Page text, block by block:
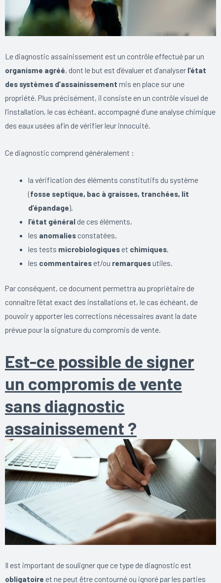
Le diagnostic assainissement est un contrôle effectué par un
organisme agréé, dont le but est d’évaluer et d’analyser l’état
des systèmes d’assainissement mis en place sur une
propriété. Plus précisément, il consiste en un contrôle visuel de
l’installation, le cas échéant, accompagné d’une analyse chimique
des eaux usées afin de vérifier leur innocuité.
Ce diagnostic comprend généralement :
la vérification des éléments constitutifs du système
(fosse septique, bac à graisses, tranchées, lit
d’épandage),
l’état généralde ces éléments,
les anomaliesconstatées,
les tests microbiologiqueset chimiques,
les commentaireset/ou remarquesutiles.
Par conséquent, ce document permettra au propriétaire de
connaître l’état exact des installations et, le cas échéant, de
pouvoir y apporter les corrections nécessaires avant la date
prévue pour la signature du compromis de vente.
Est-ce possible de signer
un compromis de vente
sans diagnostic
assainissement ?
Il est important de souligner que ce type de diagnostic est
obligatoire et ne peut être contourné ou ignoré par les parties